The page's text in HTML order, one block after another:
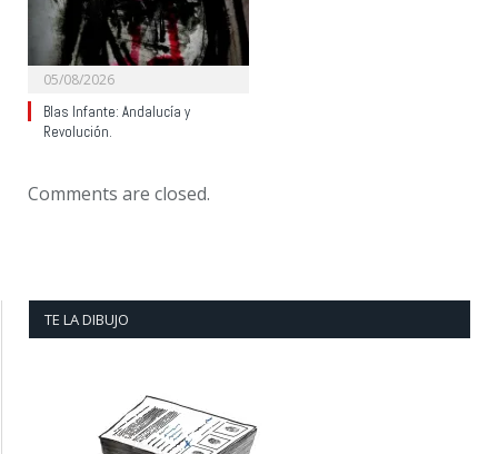
05/08/2026
Blas Infante: Andalucía y
Revolución.
Comments are closed.
TE LA DIBUJO